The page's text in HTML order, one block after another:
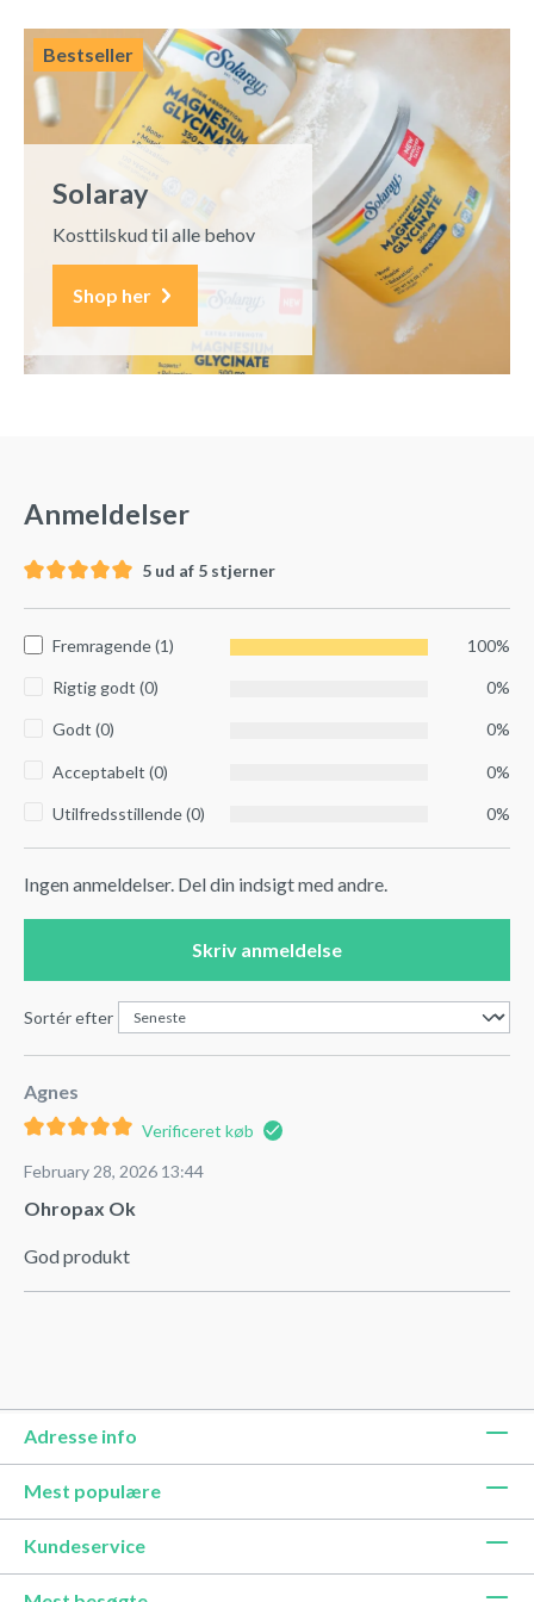
Bestseller
Solaray
Kosttilskud til alle behov
Shop her
Anmeldelser
5 ud af 5 stjerner
Fremragende (1) 100%
Rigtig godt (0) 0%
Godt (0) 0%
Acceptabelt (0) 0%
Utilfredsstillende (0) 0%
Ingen anmeldelser. Del din indsigt med andre.
Skriv anmeldelse
Sortér efter
Agnes
Verificeret køb
February 28, 2026 13:44
Ohropax Ok
God produkt
Adresse info
Mest populære
Kundeservice